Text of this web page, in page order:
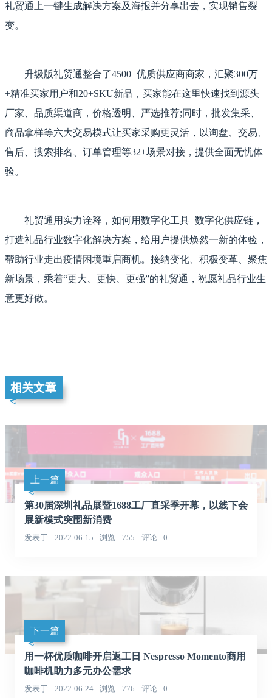
礼贸通上一键生成解决方案及海报并分享出去，实现销售裂
变。
升级版礼贸通整合了4500+优质供应商商家，汇聚300万
+精准买家用户和20+SKU新品，买家能在这里快速找到源头
厂家、品质渠道商，价格透明、严选推荐;同时，批发集采、
商品拿样等六大交易模式让买家采购更灵活，以询盘、交易、
售后、搜索排名、订单管理等32+场景对接，提供全面无忧体
验。
礼贸通用实力诠释，如何用数字化工具+数字化供应链，
打造礼品行业数字化解决方案，给用户提供焕然一新的体验，
帮助行业走出疫情困境重启商机。接纳变化、积极变革、聚焦
新场景，乘着“更大、更快、更强”的礼贸通，祝愿礼品行业生
意更好做。
相关文章
上一篇
第30届深圳礼品展暨1688工厂直采季开幕，以线下会
展新模式突围新消费
发表于 2022-06-15 浏览 755 评论 0
下一篇
用一杯优质咖啡开启返工日 Nespresso Momento商用
咖啡机助力多元办公需求
发表于 2022-06-24 浏览 776 评论 0